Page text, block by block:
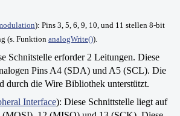
): Pins 3, 5, 6, 9, 10, und 11 stellen 8-bit
(s. Funktion analogWrite()).
Schnitstelle erforder 2 Leitungen. Diese
Pins A4 (SDA) und A5 (SCL). Die
durch die Wire Bibliothek unterstützt.
Interface): Diese Schnittstelle liegt auf